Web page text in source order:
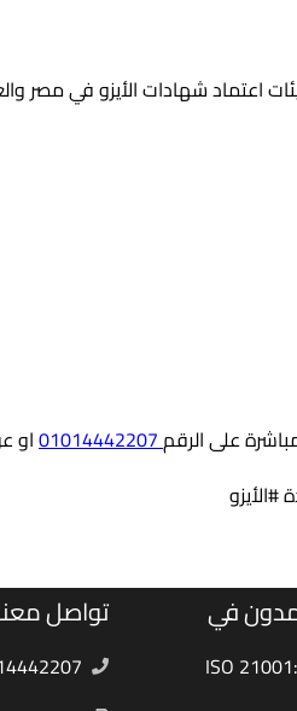
اعتماد شهادات الأيزو في مصر
على الرقم01014442207 او
في
ISO
تواصل